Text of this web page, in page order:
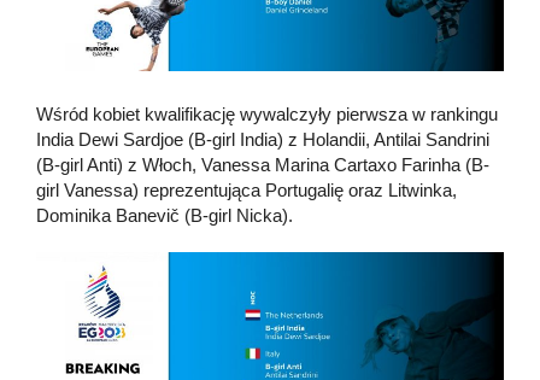
Wśród kobiet kwalifikację wywalczyły pierwsza w rankingu
India Dewi Sardjoe (B-girl India) z Holandii, Antilai Sandrini
(B-girl Anti) z Włoch, Vanessa Marina Cartaxo Farinha (B-
girl Vanessa) reprezentująca Portugalię oraz Litwinka,
Dominika Banevič (B-girl Nicka).